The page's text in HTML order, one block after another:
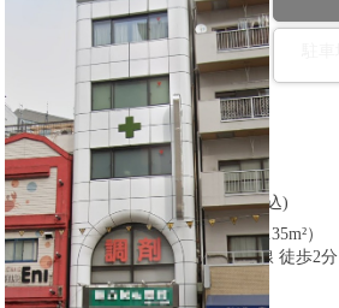
図面番号：434756
【以前の業態】
その他
【賃料】
452,628円(税込)
【建物面積】
15.23坪（約50.35m²）
【沿線】
東京メトロ東西線 徒歩2分
【所在】
東京都千代田区
【フロア】
1階と地下１階